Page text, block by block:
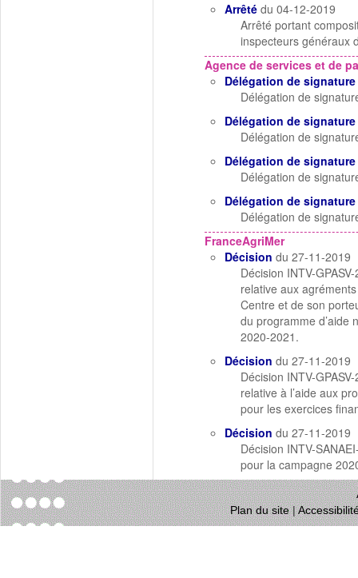
Arrêté du 04-12-2019
Arrêté portant
inspecteurs généraux
Agence de services et de
Délégation de signature
Délégation de
Délégation de signature
Délégation de
Délégation de signature
Délégation de
Délégation de signature
Délégation de
FranceAgriMer
Décision du 27-11-2019
Décision INTV-
relative aux
Centre et de son
du programme d’aide
2020-2021.
Décision du 27-11-2019
Décision INTV-
relative à l’aide aux
pour les exercices
Décision du 27-11-2019
Décision INTV-
pour la campagne
Plan du site|